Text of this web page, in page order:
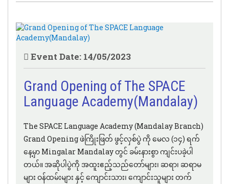
Event Date: 14/05/2023
Grand Opening of The SPACE
Language Academy(Mandalay)
The SPACE Language Academy (Mandalay Branch)
Grand Opening ဖဲကြိုးဖြတ် ဖွင့်လှစ်ပွဲ ကို မေလ (၁၄) ရက်
နေ့မှာ Mingalar Mandalay တွင် ခမ်းနားစွာ ကျင်းပခဲ့ပါ
တယ်။ အဆိုပါပွဲကို အထူးဧည့်သည်တော်များ၊ ဆရာ၊ ဆရာမ
များ ဝန်ထမ်းများ နှင့် ကျောင်းသား၊ ကျောင်းသူများ တက်